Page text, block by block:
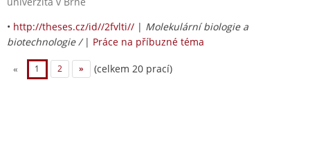
• http://theses.cz/id//2fvlti// | Molekulární biologie a
biotechnologie / | Práce na příbuzné téma
« 1 2 » (celkem 20 prací)